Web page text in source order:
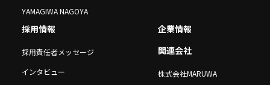
YAMAGIWA NAGOYA
採用情報
採用責任者メッセージ
インタビュー
企業情報
関連会社
株式会社MARUWA